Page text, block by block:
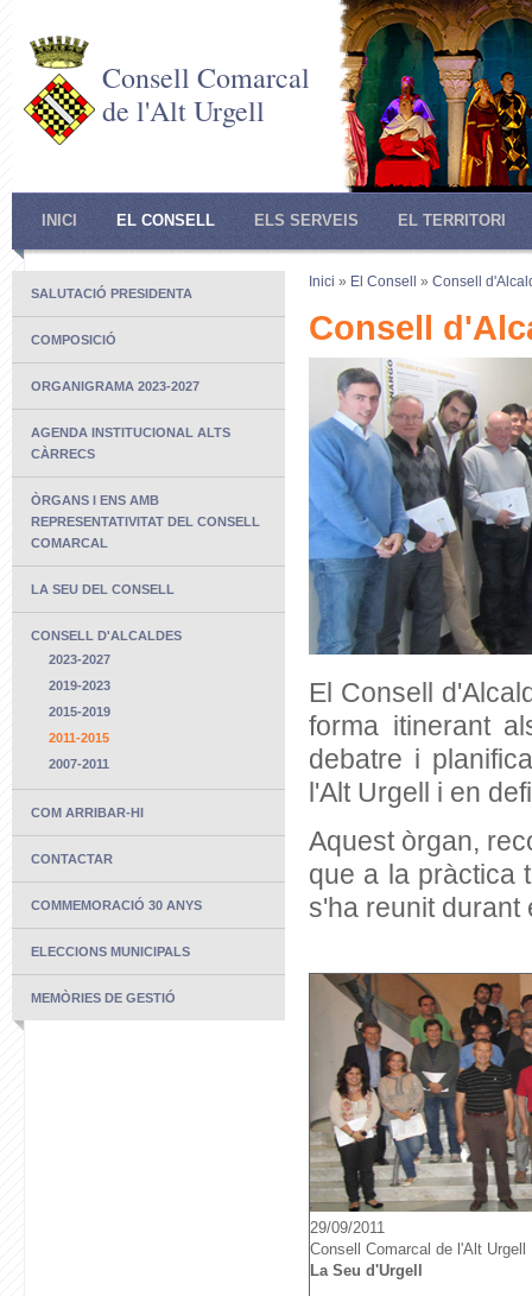
Consell Comarcal
de l'Alt Urgell
INICI EL CONSELL ELS SERVEIS EL TERRITORI
SALUTACIÓ PRESIDENTA
COMPOSICIÓ
ORGANIGRAMA 2023-2027
AGENDA INSTITUCIONAL ALTS
CÀRRECS
ÒRGANS I ENS AMB
REPRESENTATIVITAT DEL CONSELL
COMARCAL
LA SEU DEL CONSELL
CONSELL D'ALCALDES
2023-2027
2019-2023
2015-2019
2011-2015
2007-2011
COM ARRIBAR-HI
CONTACTAR
COMMEMORACIÓ 30 ANYS
ELECCIONS MUNICIPALS
MEMÒRIES DE GESTIÓ
Inici » El Consell » Consell
Consell
El Consell
forma itinerant
debatre i
l'Alt Urgell i en
Aquest òrgan,
que a la pràctica
s'ha reunit durant
29/09/2011
Consell Comarcal de l'Alt Urgell
La Seu d'Urgell